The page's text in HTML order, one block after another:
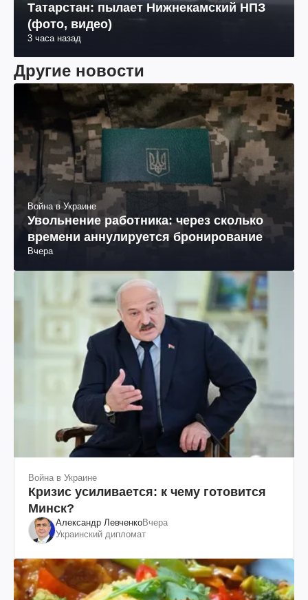
Татарстан: пылает Нижнекамский НПЗ
(фото, видео)
3 часа назад
Другие новости
Война в Украине
Увольнение работника: через сколько
времени аннулируется бронирование
Вчера
Война в Украине
Кризис усиливается: к чему готовится
Минск?
Александр ЛевченкоВчера
Украинский дипломат